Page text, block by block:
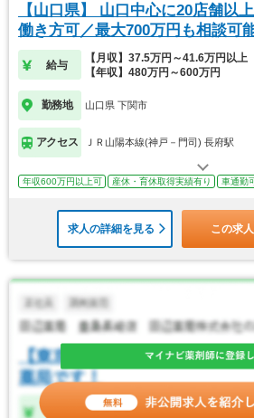
【山口県】 山口中心に20店舗以
働き方可／最大700万円も相談可
給与
【月収】37.5万円～41.6万円以上
【年収】480万円～600万円
勤務地 山口県 下関市
アクセス ＪＲ山陽本線(神戸－門司) 長府駅
年収600万円以上可 産休・育休取得実績有り 車通勤
求人の詳細を見る この求